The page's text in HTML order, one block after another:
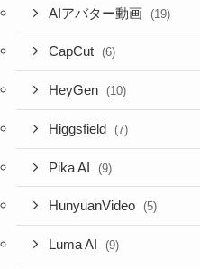
AIアバター動画 (19)
CapCut (6)
HeyGen (10)
Higgsfield (7)
Pika AI (9)
HunyuanVideo (5)
Luma AI (9)